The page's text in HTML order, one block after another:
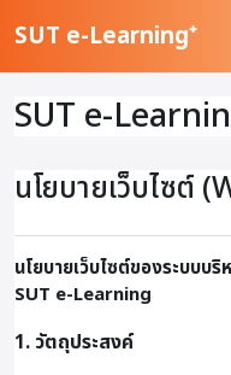
SUT e-Learning⁺
SUT e-
นโยบายเว็บไซต์
นโยบายเว็บไซต์ของระบบบ
SUT e-Learning
1. วัตถุประสงค์